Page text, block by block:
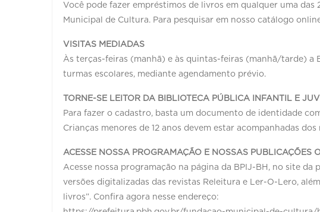
Você pode fazer empréstimos de livros em qualquer uma das
Municipal de Cultura. Para pesquisar em nosso catálogo
VISITAS MEDIADAS
Às terças-feiras (manhã) e às quintas-feiras (manhã/tarde) a
turmas escolares, mediante agendamento prévio.
TORNE-SE LEITOR DA BIBLIOTECA PÚBLICA INFANTIL E
Para fazer o cadastro, basta um documento de identidade
Crianças menores de 12 anos devem estar acompanhadas dos
ACESSE NOSSA PROGRAMAÇÃO E NOSSAS PUBLICAÇÕES
Acesse nossa programação na página da BPIJ-BH, no site da
versões digitalizadas das revistas Releitura e Ler-O-Lero,
livros”. Confira agora nesse endereço: